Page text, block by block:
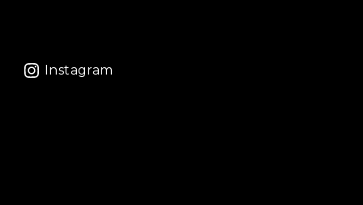
Instagram